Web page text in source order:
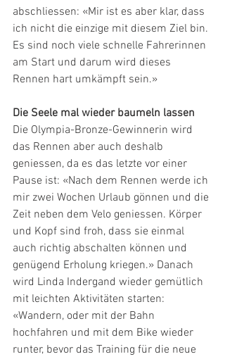
abschliessen: «Mir ist es aber klar, dass
ich nicht die einzige mit diesem Ziel bin.
Es sind noch viele schnelle Fahrerinnen
am Start und darum wird dieses
Rennen hart umkämpft sein.»
Die Seele mal wieder baumeln lassen
Die Olympia-Bronze-Gewinnerin wird
das Rennen aber auch deshalb
geniessen, da es das letzte vor einer
Pause ist: «Nach dem Rennen werde ich
mir zwei Wochen Urlaub gönnen und die
Zeit neben dem Velo geniessen. Körper
und Kopf sind froh, dass sie einmal
auch richtig abschalten können und
genügend Erholung kriegen.» Danach
wird Linda Indergand wieder gemütlich
mit leichten Aktivitäten starten:
«Wandern, oder mit der Bahn
hochfahren und mit dem Bike wieder
runter, bevor das Training für die neue